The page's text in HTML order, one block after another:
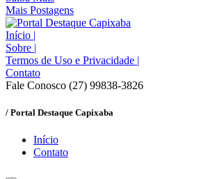
Mais Postagens
Início |
Sobre |
Termos de Uso e Privacidade |
Contato
Fale Conosco (27) 99838-3826
/ Portal Destaque Capixaba
Início
Contato